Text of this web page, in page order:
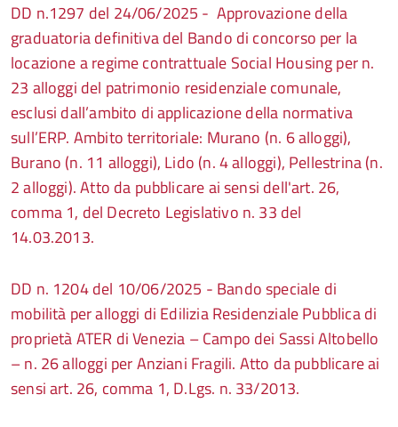
DD n.1297 del 24/06/2025 - Approvazione della
graduatoria definitiva del Bando di concorso per la
locazione a regime contrattuale Social Housing per n.
23 alloggi del patrimonio residenziale comunale,
esclusi dall’ambito di applicazione della normativa
sull’ERP. Ambito territoriale: Murano (n. 6 alloggi),
Burano (n. 11 alloggi), Lido (n. 4 alloggi), Pellestrina (n.
2 alloggi). Atto da pubblicare ai sensi dell'art. 26,
comma 1, del Decreto Legislativo n. 33 del
14.03.2013.
DD n. 1204 del 10/06/2025 - Bando speciale di
mobilità per alloggi di Edilizia Residenziale Pubblica di
proprietà ATER di Venezia – Campo dei Sassi Altobello
– n. 26 alloggi per Anziani Fragili. Atto da pubblicare ai
sensi art. 26, comma 1, D.Lgs. n. 33/2013.